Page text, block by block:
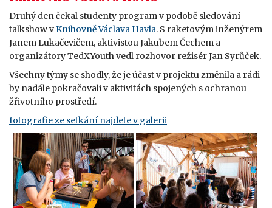
Druhý den čekal studenty program v podobě sledování
talkshow vKnihovně Václava Havla. S raketovým inženýrem
Janem Lukačevičem, aktivistou Jakubem Čechem a
organizátory TedXYouth vedl rozhovor režisér Jan Syrůček.
Všechny týmy se shodly, že je účast v projektu změnila a rádi
by nadále pokračovali v aktivitách spojených s ochranou
žřivotního prostředí.
fotografie ze setkání najdete v galerii